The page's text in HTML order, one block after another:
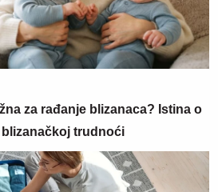
za rađanje blizanaca? Istina o
trudnoći